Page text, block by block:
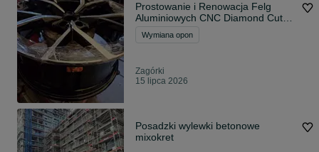
Prostowanie i Renowacja Felg
Aluminiowych CNC Diamond Cut
Aquablast
Wymiana opon
Zagórki
15 lipca 2026
Posadzki wylewki betonowe
mixokret